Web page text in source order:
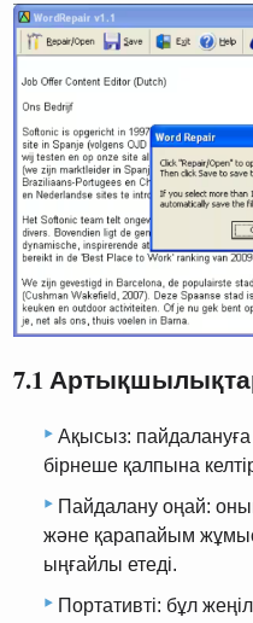
7.1
Ақысыз:
бірнеше қалпына
Пайдалану оңай:
және қарапайым
ыңғайлы етеді.
Портативті: бұл